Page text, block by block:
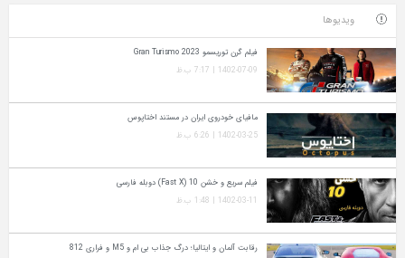
ویدیوها
فیلم گرن توریسمو Gran Turismo 2023
1402-07-09 | 7:17 ب.ظ
مافیای خودروی ایران در مستند اختاپوس
1402-03-25 | 6:26 ب.ظ
فیلم سریع و خشن 10 (Fast X) دوبله فارسی
1402-03-11 | 1:48 ب.ظ
رقابت آلمان و ایتالیا؛ درگ جذاب بی ام و M5 و فراری 812